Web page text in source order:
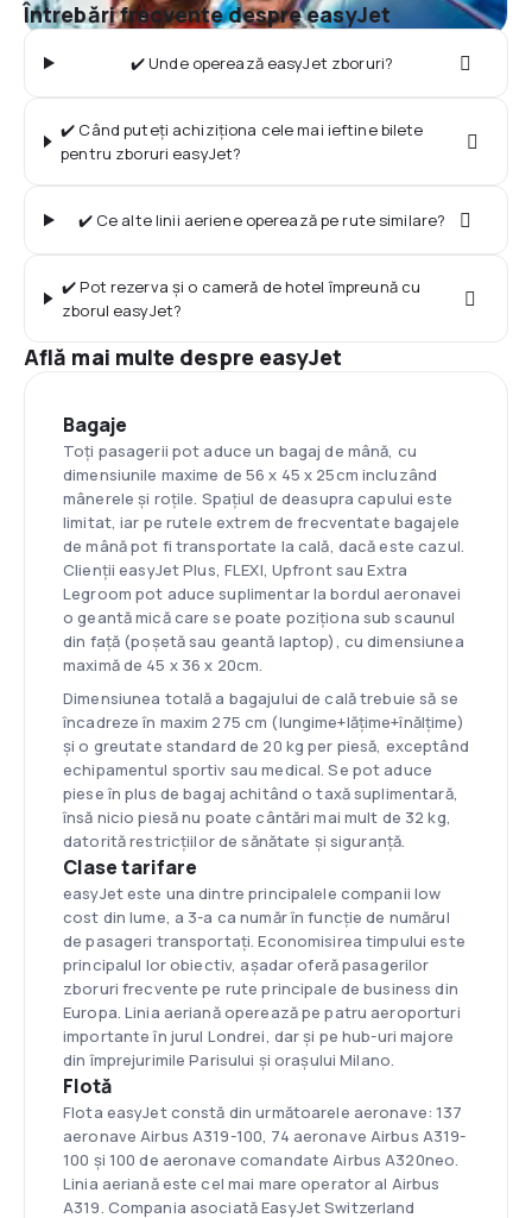
Întrebări frecvente despre easyJet
✔️ Unde operează easyJet zboruri?
✔️ Când puteți achiziționa cele mai ieftine bilete
pentru zboruri easyJet?
✔️ Ce alte linii aeriene operează pe rute similare?
✔️ Pot rezerva și o cameră de hotel împreună cu
zborul easyJet?
Află mai multe despre easyJet
Bagaje
Toți pasagerii pot aduce un bagaj de mână, cu
dimensiunile maxime de 56 x 45 x 25cm incluzând
mânerele și roțile. Spațiul de deasupra capului este
limitat, iar pe rutele extrem de frecventate bagajele
de mână pot fi transportate la cală, dacă este cazul.
Clienții easyJet Plus, FLEXI, Upfront sau Extra
Legroom pot aduce suplimentar la bordul aeronavei
o geantă mică care se poate poziționa sub scaunul
din față (poșetă sau geantă laptop), cu dimensiunea
maximă de 45 x 36 x 20cm.
Dimensiunea totală a bagajului de cală trebuie să se
încadreze în maxim 275 cm (lungime+lățime+înălțime)
și o greutate standard de 20 kg per piesă, exceptând
echipamentul sportiv sau medical. Se pot aduce
piese în plus de bagaj achitând o taxă suplimentară,
însă nicio piesă nu poate cântări mai mult de 32 kg,
datorită restricțiilor de sănătate și siguranță.
Clase tarifare
easyJet este una dintre principalele companii low
cost din lume, a 3-a ca număr în funcție de numărul
de pasageri transportați. Economisirea timpului este
principalul lor obiectiv, așadar oferă pasagerilor
zboruri frecvente pe rute principale de business din
Europa. Linia aeriană operează pe patru aeroporturi
importante în jurul Londrei, dar și pe hub-uri majore
din împrejurimile Parisului și orașului Milano.
Flotă
Flota easyJet constă din următoarele aeronave: 137
aeronave Airbus A319-100, 74 aeronave Airbus A319-
100 și 100 de aeronave comandate Airbus A320neo.
Linia aeriană este cel mai mare operator al Airbus
A319. Compania asociată EasyJet Switzerland